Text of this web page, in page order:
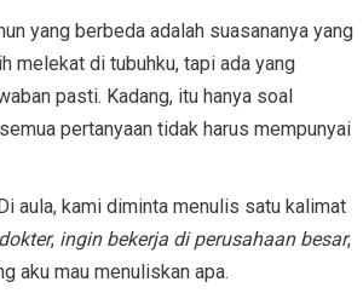
yang berbeda adalah suasananya yang
melekat di tubuhku, tapi ada yang
pasti. Kadang, itu hanya soal
pertanyaan tidak harus mempunyai
aula, kami diminta menulis satu kalimat
, ingin bekerja di perusahaan besar,
aku mau menuliskan apa.